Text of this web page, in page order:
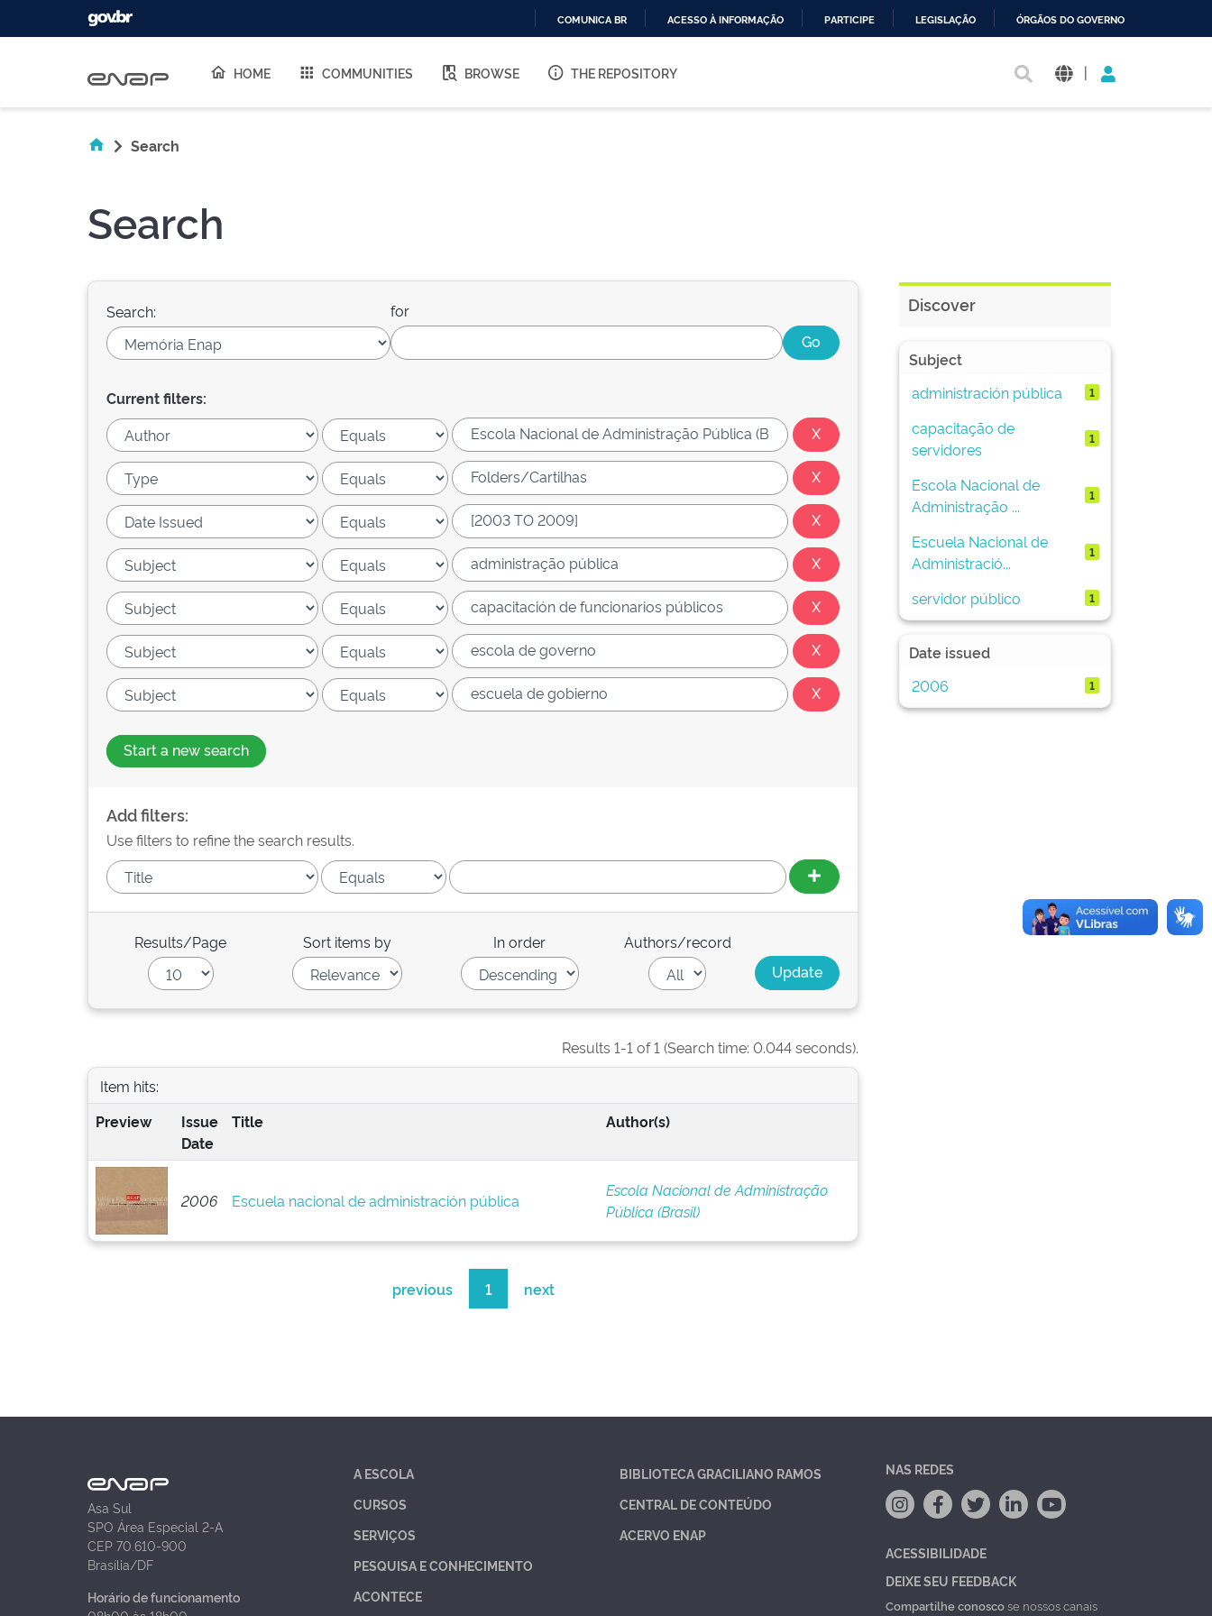
O
COMUNICA BR ACESSO À INFORMAÇÃO PARTICIPE LEGISLAÇÃO ÓRGÃOS DO GOVERNO
HOME COMMUNITIES BROWSE THE REPOSITORY |
Search
Search
Search: for
Current filters:
Start a new search
Add filters:
Use filters to refine the search results.
Results/Page Sort items by In order Authors/record
Results 1-1 of 1 (Search time: 0.044 seconds).
Item hits:
Preview
Issue
Date
Title Author(s)
2006 Escuela nacional de administración pública
Escola Nacional de Administração
Pública (Brasil)
previous 1 next
Discover
Subject
administración pública
1
capacitação de
servidores
1
Escola Nacional de
Administração ...
1
Escuela Nacional de
Administració...
1
servidor público 1
Date issued
2006
1
Asa Sul
SPO Área Especial 2-A
CEP 70.610-900
Brasília/DF
Horário de funcionamento
A ESCOLA
CURSOS
SERVIÇOS
PESQUISA E CONHECIMENTO
ACONTECE
BIBLIOTECA GRACILIANO RAMOS
CENTRAL DE CONTEÚDO
ACERVO ENAP
NAS REDES
ACESSIBILIDADE
DEIXE SEU FEEDBACK
Compartilhe conoscose nossos canais